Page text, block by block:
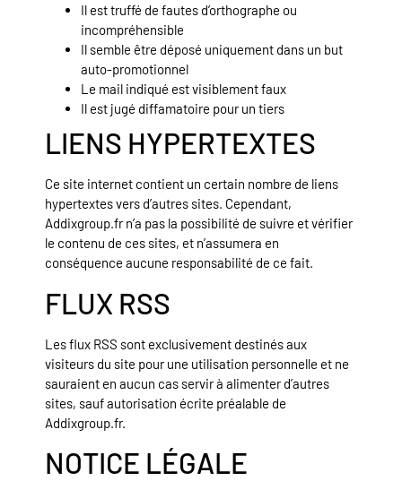
Il est truffé de fautes d’orthographe ou
incompréhensible
Il semble être déposé uniquement dans un but
auto-promotionnel
Le mail indiqué est visiblement faux
Il est jugé diffamatoire pour un tiers
LIENS HYPERTEXTES
Ce site internet contient un certain nombre de liens
hypertextes vers d’autres sites. Cependant,
Addixgroup.fr n’a pas la possibilité de suivre et vérifier
le contenu de ces sites, et n’assumera en
conséquence aucune responsabilité de ce fait.
FLUX RSS
Les flux RSS sont exclusivement destinés aux
visiteurs du site pour une utilisation personnelle et ne
sauraient en aucun cas servir à alimenter d’autres
sites, sauf autorisation écrite préalable de
Addixgroup.fr.
NOTICE LÉGALE